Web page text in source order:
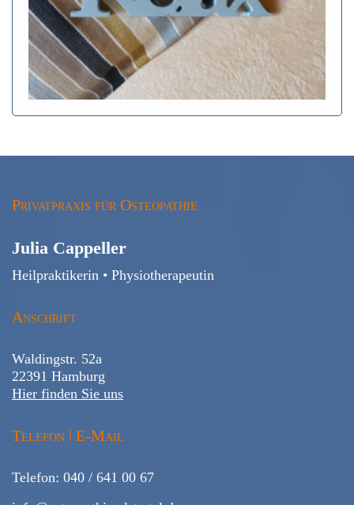
Privatpraxis für Osteopathie
Julia Cappeller
Heilpraktikerin • Physiotherapeutin
Anschrift
Waldingstr. 52a
22391 Hamburg
Hier finden Sie uns
Telefon ǀ E-Mail
Telefon: 040 / 641 00 67